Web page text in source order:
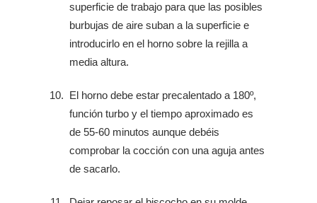
superficie de trabajo para que las posibles
burbujas de aire suban a la superficie e
introducirlo en el horno sobre la rejilla a
media altura.
El horno debe estar precalentado a 180º,
función turbo y el tiempo aproximado es
de 55-60 minutos aunque debéis
comprobar la cocción con una aguja antes
de sacarlo.